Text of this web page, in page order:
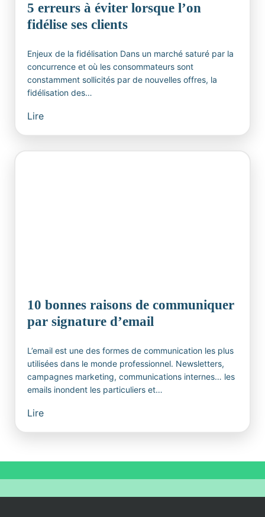
5 erreurs à éviter lorsque l’on
fidélise ses clients
Enjeux de la fidélisation Dans un marché saturé par la
concurrence et où les consommateurs sont
constamment sollicités par de nouvelles offres, la
fidélisation des…
Lire
10 bonnes raisons de communiquer
par signature d’email
L’email est une des formes de communication les plus
utilisées dans le monde professionnel. Newsletters,
campagnes marketing, communications internes… les
emails inondent les particuliers et…
Lire